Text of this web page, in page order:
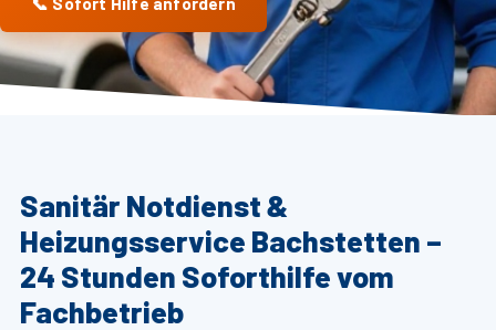
Sanitär Notdienst &
Heizungsservice Bachstetten –
24 Stunden Soforthilfe vom
Fachbetrieb